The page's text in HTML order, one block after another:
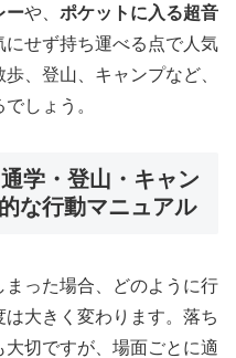
ーや、 ポケットに入る超音
にせず持ち運べる点で人気
、登山、キャンプなど、
しょう。
学・登山・キャン
な行動マニュアル
った場合、どのように行
大きく変わります。落ち
切ですが、場面ごとに適